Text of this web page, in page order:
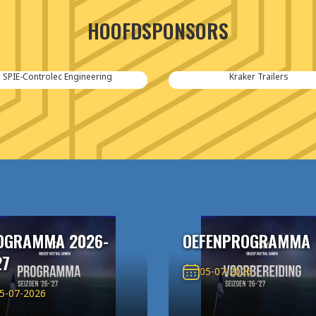
HOOFDSPONSORS
Controlec Engineering Kraker Trailers
2026-
07-2026
OEFENPROGRAMMA
05-07-2026